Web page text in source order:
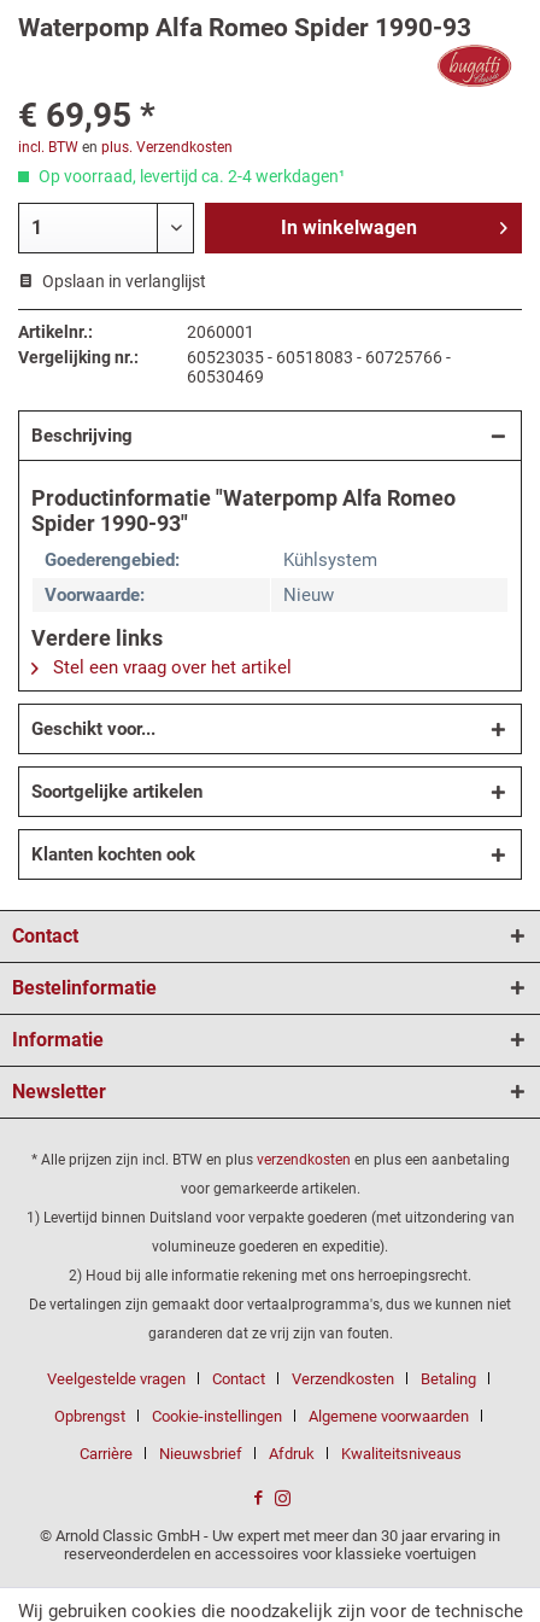
Waterpomp Alfa Romeo Spider 1990-93
€ 69,95 *
incl. BTW en plus. Verzendkosten
Op voorraad, levertijd ca. 2-4 werkdagen¹
In winkelwagen
Opslaan in verlanglijst
Artikelnr.:
2060001
Vergelijking nr.:
60523035 - 60518083 - 60725766 -
60530469
Beschrijving
Productinformatie "Waterpomp Alfa Romeo
Spider 1990-93"
Goederengebied:
Kühlsystem
Voorwaarde:
Nieuw
Verdere links
Stel een vraag over het artikel
Geschikt voor...
Soortgelijke artikelen
Klanten kochten ook
Contact
Bestelinformatie
Informatie
Newsletter
* Alle prijzen zijn incl. BTW en plus verzendkosten en plus een aanbetaling
voor gemarkeerde artikelen.
1) Levertijd binnen Duitsland voor verpakte goederen (met uitzondering van
volumineuze goederen en expeditie).
2) Houd bij alle informatie rekening met ons herroepingsrecht.
De vertalingen zijn gemaakt door vertaalprogramma's, dus we kunnen niet
garanderen dat ze vrij zijn van fouten.
Veelgestelde vragen Contact Verzendkosten Betaling
Opbrengst Cookie-instellingen Algemene voorwaarden
Carrière Nieuwsbrief Afdruk Kwaliteitsniveaus
© Arnold Classic GmbH - Uw expert met meer dan 30 jaar ervaring in
reserveonderdelen en accessoires voor klassieke voertuigen
Wij gebruiken cookies die noodzakelijk zijn voor de technische